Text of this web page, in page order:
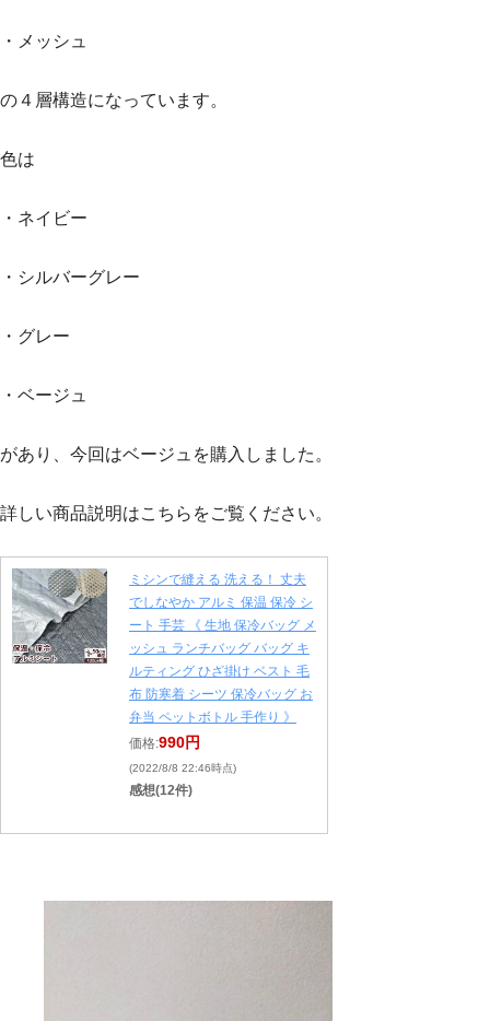
・メッシュ
の４層構造になっています。
色は
・ネイビー
・シルバーグレー
・グレー
・ベージュ
があり、今回はベージュを購入しました。
詳しい商品説明はこちらをご覧ください。
ミシンで縫える 洗える！ 丈夫
でしなやか アルミ 保温 保冷 シ
ート 手芸 《 生地 保冷バッグ メ
ッシュ ランチバッグ バッグ キ
ルティング ひざ掛け ベスト 毛
布 防寒着 シーツ 保冷バッグ お
弁当 ペットボトル 手作り 》
価格:990円
(2022/8/8 22:46時点)
感想(12件)